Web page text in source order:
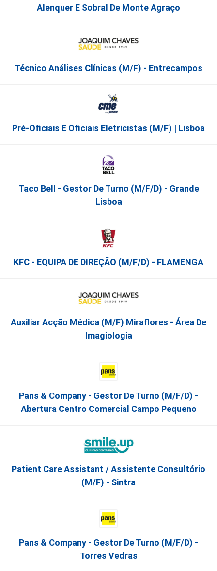
Alenquer E Sobral De Monte Agraço
Técnico Análises Clínicas (M/F) - Entrecampos
Pré-Oficiais E Oficiais Eletricistas (m/f) | Lisboa
Taco Bell - Gestor De Turno (m/f/d) - Grande
Lisboa
KFC - EQUIPA DE DIREÇÃO (m/f/d) - FLAMENGA
Auxiliar Acção Médica (M/F) Miraflores - Área De
Imagiologia
Pans & Company - Gestor De Turno (m/f/d) -
Abertura Centro Comercial Campo Pequeno
Patient Care Assistant / Assistente Consultório
(M/F) - Sintra
Pans & Company - Gestor De Turno (m/f/d) -
Torres Vedras